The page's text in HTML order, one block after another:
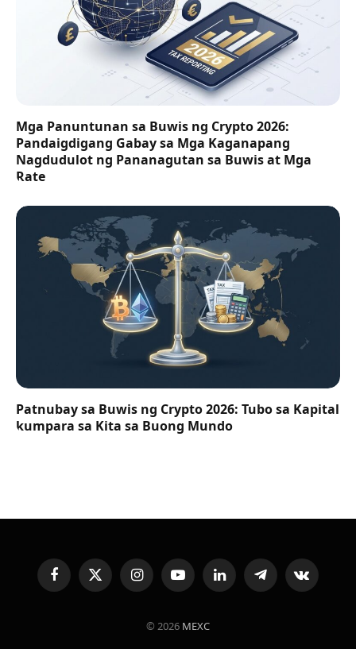
Mga Panuntunan sa Buwis ng Crypto 2026:
Pandaigdigang Gabay sa Mga Kaganapang
Nagdudulot ng Pananagutan sa Buwis at Mga
Rate
Patnubay sa Buwis ng Crypto 2026: Tubo sa Kapital
kumpara sa Kita sa Buong Mundo
FacebookX
(Twitter)
InstagramYouTubeLinkedInTelegramVKontakte
© 2026 MEXC